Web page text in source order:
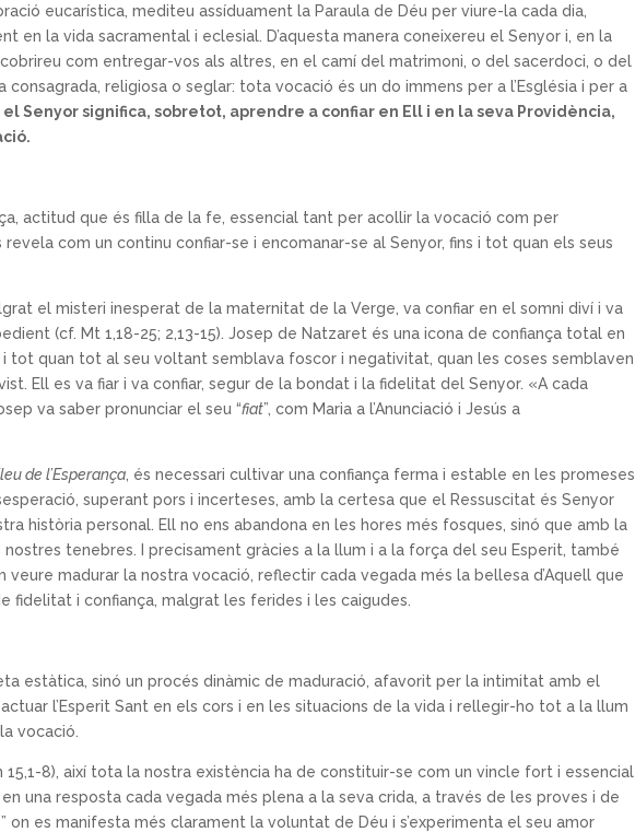
eucarística, mediteu assíduament la Paraula de Déu per viure-la cada dia,
en la vida sacramental i eclesial. D’aquesta manera coneixereu el Senyor i, en la
com entregar-vos als altres, en el camí del matrimoni, o del sacerdoci, o del
religiosa o seglar: tota vocació és un do immens per a l’Església i per a
el Senyor significa, sobretot, aprendre a confiar en Ell i en la seva Providència,
actitud que és filla de la fe, essencial tant per acollir la vocació com per
com un continu confiar-se i encomanar-se al Senyor, fins i tot quan els seus
el misteri inesperat de la maternitat de la Verge, va confiar en el somni diví i va
(cf. Mt 1,18-25; 2,13-15). Josep de Natzaret és una icona de confiança total en
i tot quan tot al seu voltant semblava foscor i negativitat, quan les coses semblaven
Ell es va fiar i va confiar, segur de la bondat i la fidelitat del Senyor. «A cada
va saber pronunciar el seu “fiat”, com Maria a l’Anunciació i Jesús a
de l’Esperança , és necessari cultivar una confiança ferma i estable en les promeses
superant pors i incerteses, amb la certesa que el Ressuscitat és Senyor
història personal. Ell no ens abandona en les hores més fosques, sinó que amb la
tenebres. I precisament gràcies a la llum i a la força del seu Esperit, també
veure madurar la nostra vocació, reflectir cada vegada més la bellesa d’Aquell que
fidelitat i confiança, malgrat les ferides i les caigudes.
estàtica, sinó un procés dinàmic de maduració, afavorit per la intimitat amb el
l’Esperit Sant en els cors i en les situacions de la vida i rellegir-ho tot a la llum
vocació.
15,1-8), així tota la nostra existència ha de constituir-se com un vincle fort i essencial
una resposta cada vegada més plena a la seva crida, a través de les proves i de
on es manifesta més clarament la voluntat de Déu i s’experimenta el seu amor